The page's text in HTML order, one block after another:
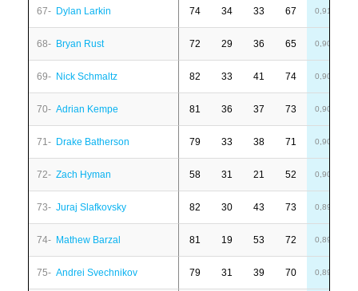
67- Dylan Larkin 74 34 33 67 0,91
68- Bryan Rust 72 29 36 65 0,90
69- Nick Schmaltz 82 33 41 74 0,90
70- Adrian Kempe 81 36 37 73 0,90
71- Drake Batherson 79 33 38 71 0,90
72- Zach Hyman 58 31 21 52 0,90
73- Juraj Slafkovsky 82 30 43 73 0,89
74- Mathew Barzal 81 19 53 72 0,89
75- Andrei Svechnikov 79 31 39 70 0,89